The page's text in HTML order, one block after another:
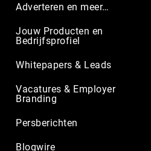
Adverteren en meer…
Jouw Producten en
Bedrijfsprofiel
Whitepapers & Leads
Vacatures & Employer
Branding
Persberichten
Blogwire